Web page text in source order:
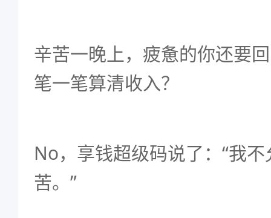
辛苦一晚上，疲惫的你还要
笔一笔算清收入？
No，享钱超级码说了：“我
苦。”